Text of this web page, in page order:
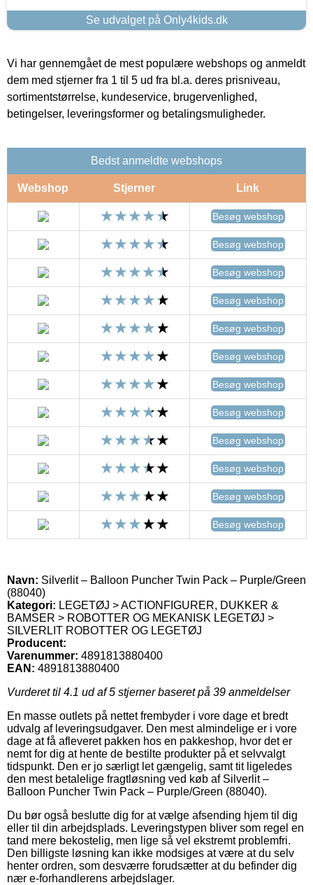
Se udvalget på Only4kids.dk
Vi har gennemgået de mest populære webshops og anmeldt
dem med stjerner fra 1 til 5 ud fra bl.a. deres prisniveau,
sortimentstørrelse, kundeservice, brugervenlighed,
betingelser, leveringsformer og betalingsmuligheder.
Bedst anmeldte webshops
Webshop Stjerner Link
Besøg webshop
Besøg webshop
Besøg webshop
Besøg webshop
Besøg webshop
Besøg webshop
Besøg webshop
Besøg webshop
Besøg webshop
Besøg webshop
Besøg webshop
Besøg webshop
Navn: Silverlit – Balloon Puncher Twin Pack – Purple/Green
(88040)
Kategori: LEGETØJ > ACTIONFIGURER, DUKKER &
BAMSER > ROBOTTER OG MEKANISK LEGETØJ >
SILVERLIT ROBOTTER OG LEGETØJ
Producent:
Varenummer: 4891813880400
EAN: 4891813880400
Vurderet til 4.1 ud af 5 stjerner baseret på 39 anmeldelser
En masse outlets på nettet frembyder i vore dage et bredt
udvalg af leveringsudgaver. Den mest almindelige er i vore
dage at få afleveret pakken hos en pakkeshop, hvor det er
nemt for dig at hente de bestilte produkter på et selvvalgt
tidspunkt. Den er jo særligt let gængelig, samt tit ligeledes
den mest betalelige fragtløsning ved køb af Silverlit –
Balloon Puncher Twin Pack – Purple/Green (88040).
Du bør også beslutte dig for at vælge afsending hjem til dig
eller til din arbejdsplads. Leveringstypen bliver som regel en
tand mere bekostelig, men lige så vel ekstremt problemfri.
Den billigste løsning kan ikke modsiges at være at du selv
henter ordren, som desværre forudsætter at du befinder dig
nær e-forhandlerens arbejdslager.